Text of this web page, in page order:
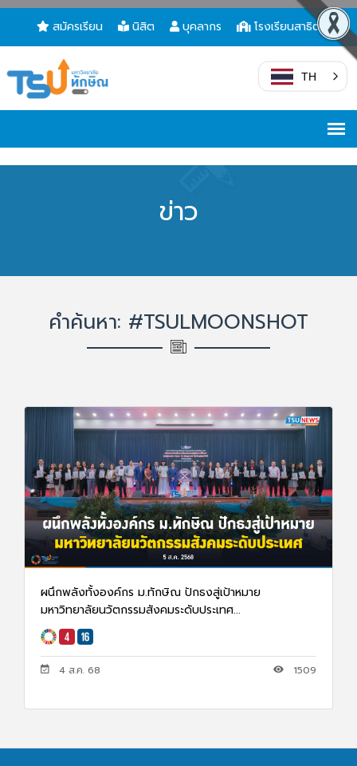
สมัครเรียน นิสิต บุคลากร โรงเรียนสาธิต
TH
ข่าว
คำค้นหา: #TSULMOONSHOT
ผนึกพลังทั้งองค์กร ม.ทักษิณ ปักธงสู่เป้าหมาย
มหาวิทยาลัยนวัตกรรมสังคมระดับประเทศ...
4 ส.ค. 68 1509